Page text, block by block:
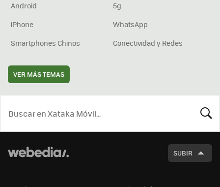
Android
5g
iPhone
WhatsApp
Smartphones Chinos
Conectividad y Redes
VER MÁS TEMAS
SUBIR